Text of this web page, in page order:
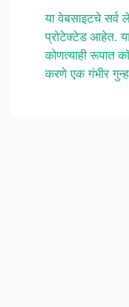
या वेबसाइटचे सर्व
प्रोटेक्टेड आहेत. या
कोणत्याही रूपात
करणे एक गंभीर